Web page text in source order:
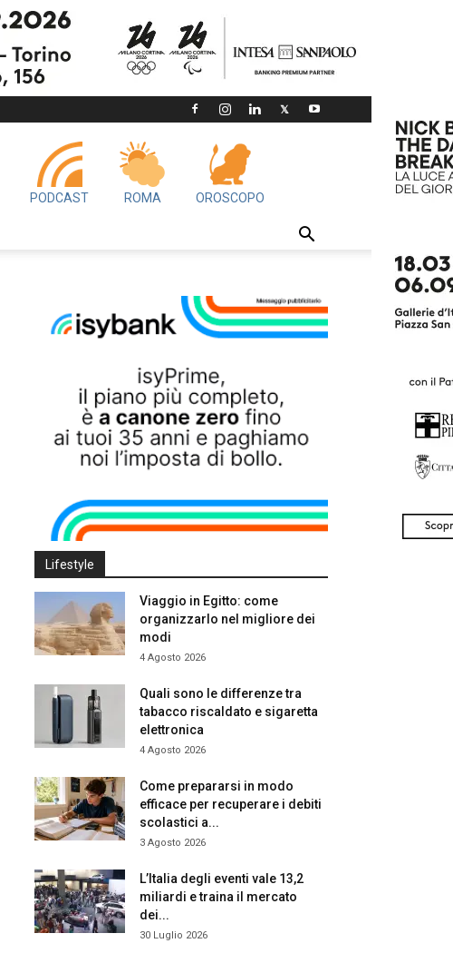
PODCAST ROMA OROSCOPO
Lifestyle
Viaggio in Egitto: come
organizzarlo nel migliore dei
modi
4 Agosto 2026
Quali sono le differenze tra
tabacco riscaldato e sigaretta
elettronica
4 Agosto 2026
Come prepararsi in modo
efficace per recuperare i debiti
scolastici a...
3 Agosto 2026
L’Italia degli eventi vale 13,2
miliardi e traina il mercato
dei...
30 Luglio 2026